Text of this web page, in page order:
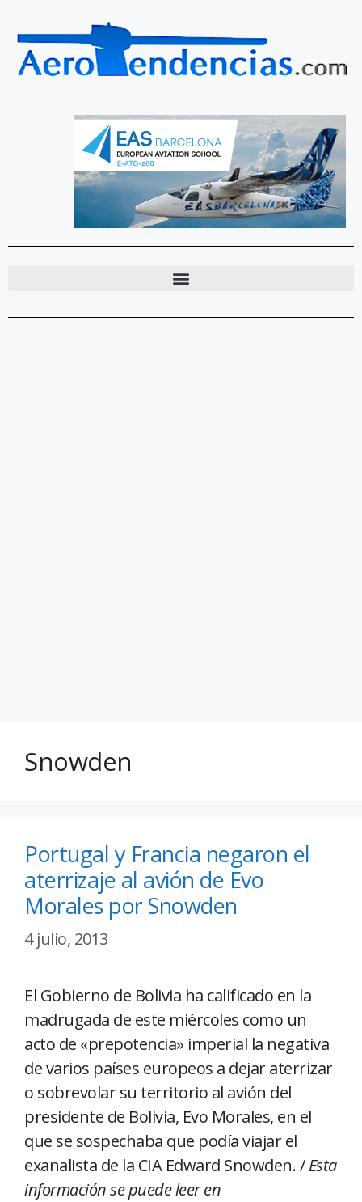
Snowden
Portugal y Francia negaron el
aterrizaje al avión de Evo
Morales por Snowden
4 julio, 2013
El Gobierno de Bolivia ha calificado en la
madrugada de este miércoles como un
acto de «prepotencia» imperial la negativa
de varios países europeos a dejar aterrizar
o sobrevolar su territorio al avión del
presidente de Bolivia, Evo Morales, en el
que se sospechaba que podía viajar el
exanalista de la CIA Edward Snowden. /Esta
información se puede leer en